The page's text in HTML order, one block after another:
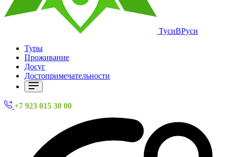
ТусиВРуси
Туры
Проживание
Досуг
Достопримечательности
+7 923 015 30 00